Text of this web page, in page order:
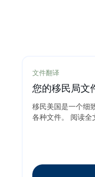
文件翻译
您的移民局文
移民美国是一个细
各种文件。 阅读全